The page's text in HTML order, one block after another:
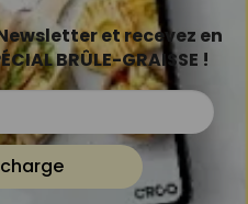
et recevez en
BRÛLE-GRAISSE !